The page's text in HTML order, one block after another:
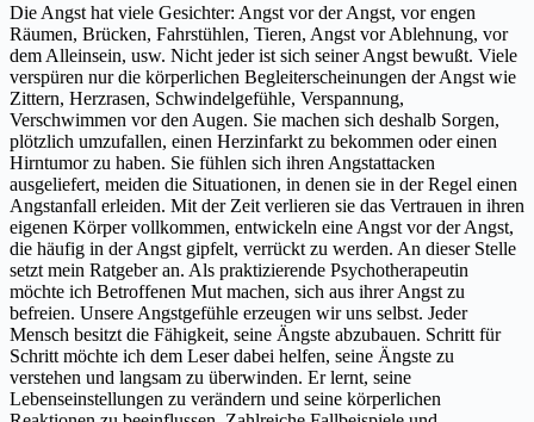
Die Angst hat viele Gesichter: Angst vor der Angst, vor engen
Räumen, Brücken, Fahrstühlen, Tieren, Angst vor Ablehnung, vor
dem Alleinsein, usw. Nicht jeder ist sich seiner Angst bewußt. Viele
verspüren nur die körperlichen Begleiterscheinungen der Angst wie
Zittern, Herzrasen, Schwindelgefühle, Verspannung,
Verschwimmen vor den Augen. Sie machen sich deshalb Sorgen,
plötzlich umzufallen, einen Herzinfarkt zu bekommen oder einen
Hirntumor zu haben. Sie fühlen sich ihren Angstattacken
ausgeliefert, meiden die Situationen, in denen sie in der Regel einen
Angstanfall erleiden. Mit der Zeit verlieren sie das Vertrauen in ihren
eigenen Körper vollkommen, entwickeln eine Angst vor der Angst,
die häufig in der Angst gipfelt, verrückt zu werden. An dieser Stelle
setzt mein Ratgeber an. Als praktizierende Psychotherapeutin
möchte ich Betroffenen Mut machen, sich aus ihrer Angst zu
befreien. Unsere Angstgefühle erzeugen wir uns selbst. Jeder
Mensch besitzt die Fähigkeit, seine Ängste abzubauen. Schritt für
Schritt möchte ich dem Leser dabei helfen, seine Ängste zu
verstehen und langsam zu überwinden. Er lernt, seine
Lebenseinstellungen zu verändern und seine körperlichen